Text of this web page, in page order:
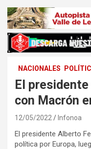
NACIONALES
El
con Macrón
12/05/2022 Infonoa
El presidente Alberto
política por Europa,